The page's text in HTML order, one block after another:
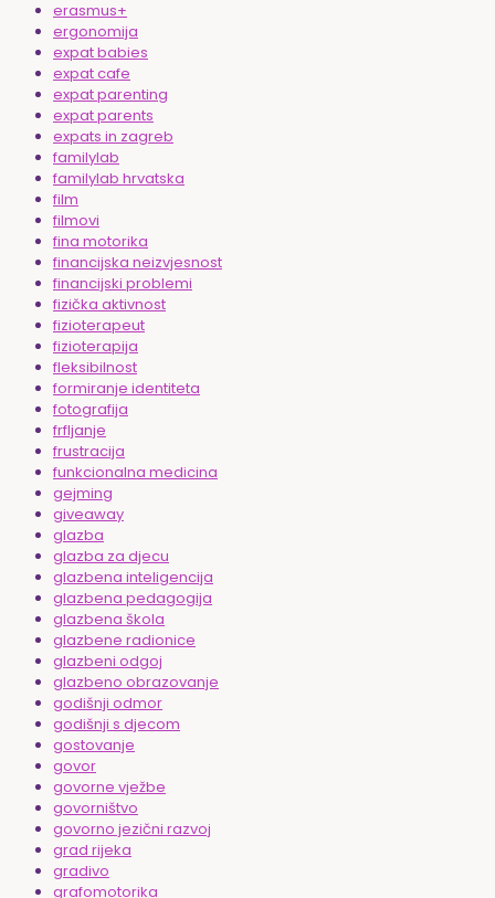
erasmus+
ergonomija
expat babies
expat cafe
expat parenting
expat parents
expats in zagreb
familylab
familylab hrvatska
film
filmovi
fina motorika
financijska neizvjesnost
financijski problemi
fizička aktivnost
fizioterapeut
fizioterapija
fleksibilnost
formiranje identiteta
fotografija
frfljanje
frustracija
funkcionalna medicina
gejming
giveaway
glazba
glazba za djecu
glazbena inteligencija
glazbena pedagogija
glazbena škola
glazbene radionice
glazbeni odgoj
glazbeno obrazovanje
godišnji odmor
godišnji s djecom
gostovanje
govor
govorne vježbe
govorništvo
govorno jezični razvoj
grad rijeka
gradivo
grafomotorika